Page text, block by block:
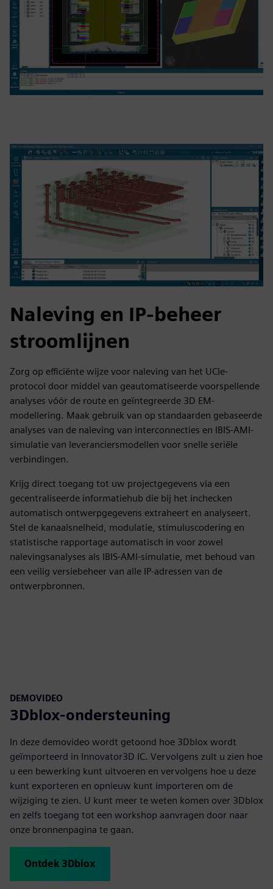
Naleving en IP-beheer
stroomlijnen
Zorg op efficiënte wijze voor naleving van het UCIe-
protocol door middel van geautomatiseerde voorspellende
analyses vóór de route en geïntegreerde 3D EM-
modellering. Maak gebruik van op standaarden gebaseerde
analyses van de naleving van interconnecties en IBIS-AMI-
simulatie van leveranciersmodellen voor snelle seriële
verbindingen.
Krijg direct toegang tot uw projectgegevens via een
gecentraliseerde informatiehub die bij het inchecken
automatisch ontwerpgegevens extraheert en analyseert.
Stel de kanaalsnelheid, modulatie, stimuluscodering en
statistische rapportage automatisch in voor zowel
nalevingsanalyses als IBIS-AMI-simulatie, met behoud van
een veilig versiebeheer van alle IP-adressen van de
ontwerpbronnen.
DEMOVIDEO
3Dblox-ondersteuning
In deze demovideo wordt getoond hoe 3Dblox wordt
geïmporteerd in Innovator3D IC. Vervolgens zult u zien hoe
u een bewerking kunt uitvoeren en vervolgens hoe u deze
kunt exporteren en opnieuw kunt importeren om de
wijziging te zien. U kunt meer te weten komen over 3Dblox
en zelfs toegang tot een workshop aanvragen door naar
onze bronnenpagina te gaan.
Ontdek 3Dblox